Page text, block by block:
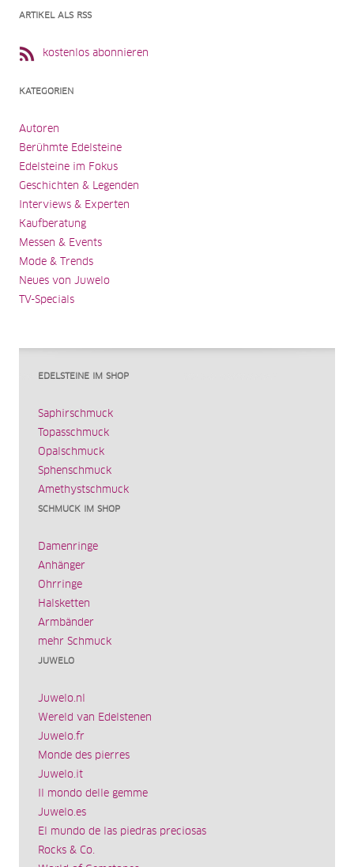
ARTIKEL ALS RSS
kostenlos abonnieren
KATEGORIEN
Autoren
Berühmte Edelsteine
Edelsteine im Fokus
Geschichten & Legenden
Interviews & Experten
Kaufberatung
Messen & Events
Mode & Trends
Neues von Juwelo
TV-Specials
EDELSTEINE IM SHOP
Saphirschmuck
Topasschmuck
Opalschmuck
Sphenschmuck
Amethystschmuck
SCHMUCK IM SHOP
Damenringe
Anhänger
Ohrringe
Halsketten
Armbänder
mehr Schmuck
JUWELO
Juwelo.nl
Wereld van Edelstenen
Juwelo.fr
Monde des pierres
Juwelo.it
Il mondo delle gemme
Juwelo.es
El mundo de las piedras preciosas
Rocks & Co.